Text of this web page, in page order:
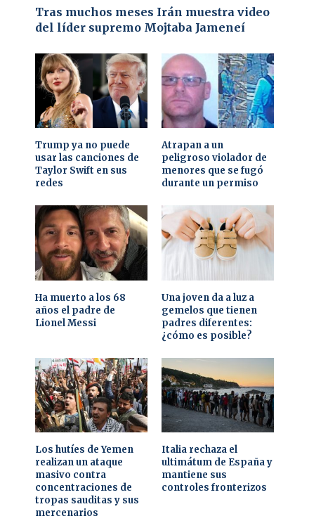
Tras muchos meses Irán muestra video
del líder supremo Mojtaba Jameneí
Trump ya no puede
usar las canciones de
Taylor Swift en sus
redes
Atrapan a un
peligroso violador de
menores que se fugó
durante un permiso
Ha muerto a los 68
años el padre de
Lionel Messi
Una joven da a luz a
gemelos que tienen
padres diferentes:
¿cómo es posible?
Los hutíes de Yemen
realizan un ataque
masivo contra
concentraciones de
tropas sauditas y sus
mercenarios
Italia rechaza el
ultimátum de España y
mantiene sus
controles fronterizos